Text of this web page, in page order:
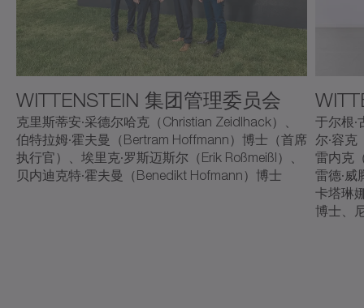
WITTENSTEIN 集团管理委员会
克里斯蒂安·采德尔哈克（Christian Zeidlhack）、
伯特拉姆·霍夫曼（Bertram Hoffmann）博士（首席
执行官）、埃里克·罗斯迈斯尔（Erik Roßmeißl）、
贝内迪克特·霍夫曼（Benedikt Hofmann）博士
于尔根·
尔·容克
雷内克
雷德·威
卡塔琳
博士、